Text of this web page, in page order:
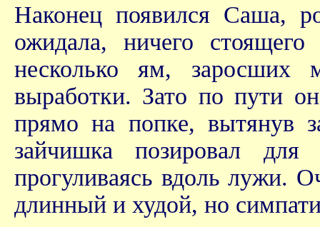
Наконец появился Саша,
ожидала, ничего
несколько ям, заросших
выработки. Зато по пути
прямо на попке, вытянув
зайчишка позировал
прогуливаясь вдоль лужи.
длинный и худой, но